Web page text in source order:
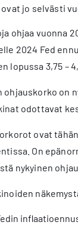
jo selvästi
ohjaa vuonna
2024 Fed
lopussa 3,75 –
ohjauskorko on
odottavat
ovat
On
nykyinen